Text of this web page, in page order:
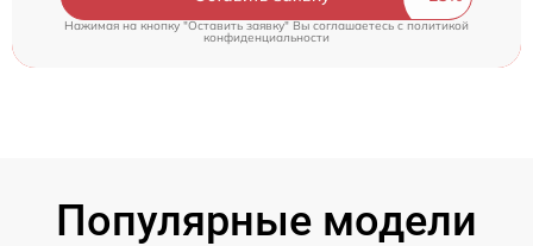
Нажимая на кнопку "Оставить заявку" Вы соглашаетесь cполитикой
конфиденциальности
Популярные модели